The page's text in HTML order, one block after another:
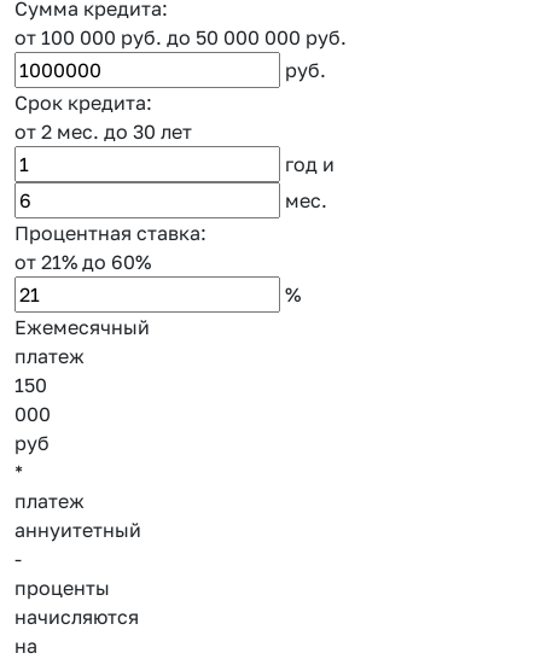
Сумма кредита:
от 100 000 руб. до 50 000 000 руб.
руб.
Срок кредита:
от 2 мес. до 30 лет
год и
мес.
Процентная ставка:
от 21% до 60%
%
Ежемесячный
платеж
150
000
руб
*
платеж
аннуитетный
-
проценты
начисляются
на